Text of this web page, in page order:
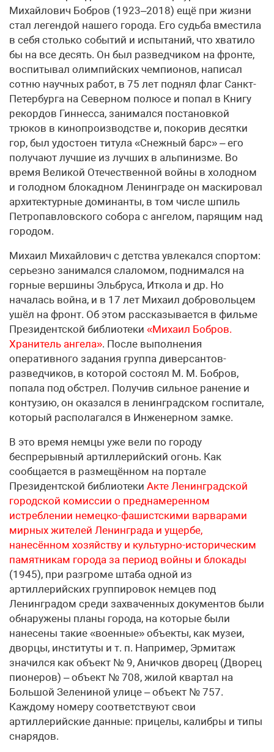
Михайлович Бобров (1923–2018) ещё при жизни
стал легендой нашего города. Его судьба вместила
в себя столько событий и испытаний, что хватило
бы на все десять. Он был разведчиком на фронте,
воспитывал олимпийских чемпионов, написал
сотню научных работ, в 75 лет поднял флаг Санкт-
Петербурга на Северном полюсе и попал в Книгу
рекордов Гиннесса, занимался постановкой
трюков в кинопроизводстве и, покорив десятки
гор, был удостоен титула «Снежный барс» – его
получают лучшие из лучших в альпинизме. Во
время Великой Отечественной войны в холодном
и голодном блокадном Ленинграде он маскировал
архитектурные доминанты, в том числе шпиль
Петропавловского собора с ангелом, парящим над
городом.
Михаил Михайлович с детства увлекался спортом:
серьезно занимался слаломом, поднимался на
горные вершины Эльбруса, Иткола и др. Но
началась война, и в 17 лет Михаил добровольцем
ушёл на фронт. Об этом рассказывается в фильме
Президентской библиотеки «Михаил Бобров.
Хранитель ангела». После выполнения
оперативного задания группа диверсантов-
разведчиков, в которой состоял М. М. Бобров,
попала под обстрел. Получив сильное ранение и
контузию, он оказался в ленинградском госпитале,
который располагался в Инженерном замке.
В это время немцы уже вели по городу
беспрерывный артиллерийский огонь. Как
сообщается в размещённом на портале
Президентской библиотеки Акте Ленинградской
городской комиссии о преднамеренном
истреблении немецко-фашистскими варварами
мирных жителей Ленинграда и ущербе,
нанесённом хозяйству и культурно-историческим
памятникам города за период войны и блокады
(1945), при разгроме штаба одной из
артиллерийских группировок немцев под
Ленинградом среди захваченных документов были
обнаружены планы города, на которые были
нанесены такие «военные» объекты, как музеи,
дворцы, институты и т. п. Например, Эрмитаж
значился как объект № 9, Аничков дворец (Дворец
пионеров) – объект № 708, жилой квартал на
Большой Зелениной улице – объект № 757.
Каждому номеру соответствуют свои
артиллерийские данные: прицелы, калибры и типы
снарядов.